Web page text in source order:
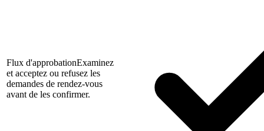
Flux d'approbationExaminez
et acceptez ou refusez les
demandes de rendez-vous
avant de les confirmer.